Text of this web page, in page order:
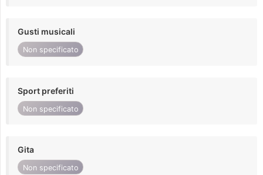
Gusti musicali
Non specificato
Sport preferiti
Non specificato
Gita
Non specificato